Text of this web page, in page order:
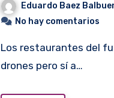
Eduardo Baez
No hay comentarios
Los restaurantes del futuro no van a recurrir a robots o
drones pero sí a…